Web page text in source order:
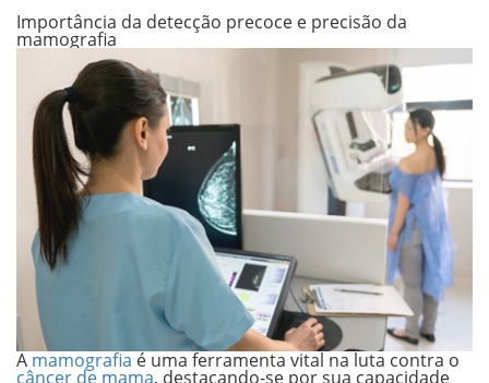
Importância da detecção precoce e precisão da
mamografia
A mamografia é uma ferramenta vital na luta contra o
câncer de mama, destacando-se por sua capacidade